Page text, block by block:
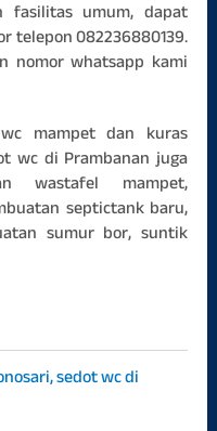
fasilitas umum, dapat
telepon 082236880139.
nomor whatsapp kami
mampet dan kuras
wc di Prambanan juga
wastafel mampet,
septictank baru,
sumur bor, suntik